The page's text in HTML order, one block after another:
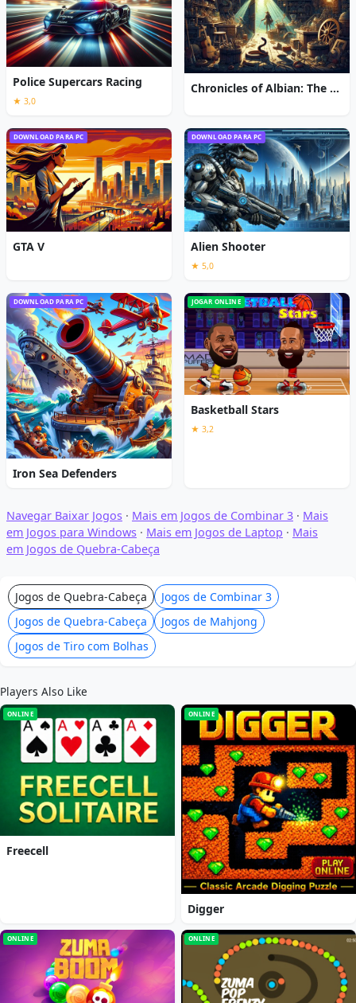
Police Supercars Racing
★ 3,0
Chronicles of Albian: The Magic Convention
DOWNLOAD PARA PC
GTA V
DOWNLOAD PARA PC
Alien Shooter
★ 5,0
DOWNLOAD PARA PC
Iron Sea Defenders
JOGAR ONLINE
Basketball Stars
★ 3,2
Navegar Baixar Jogos · Mais em Jogos de Combinar 3 · Mais
em Jogos para Windows · Mais em Jogos de Laptop · Mais
em Jogos de Quebra-Cabeça
Jogos de Quebra-Cabeça
Jogos de Combinar 3
Jogos de Quebra-Cabeça
Jogos de Mahjong
Jogos de Tiro com Bolhas
Players Also Like
ONLINE
Freecell
ONLINE
Digger
ONLINE ONLINE